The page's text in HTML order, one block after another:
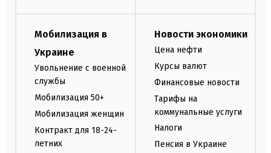
Мобилизация в
Украине
Увольнение с военной
службы
Мобилизация 50+
Мобилизация женщин
Контракт для 18-24-
летних
Новости экономики
Цена нефти
Курсы валют
Финансовые новости
Тарифы на
коммунальные услуги
Налоги
Пенсия в Украине